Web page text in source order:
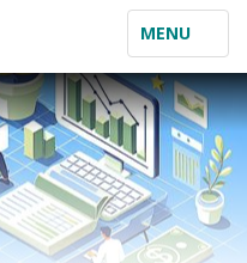
TOGGLE
NAVIGATION
MENU